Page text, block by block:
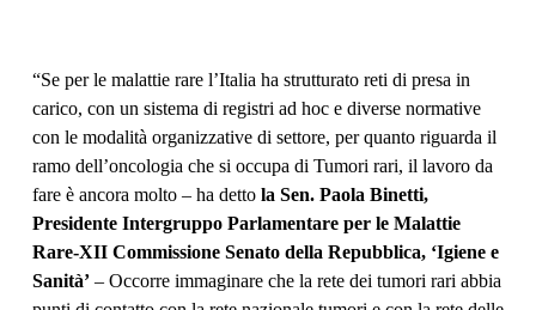
“Se per le malattie rare l’Italia ha strutturato reti di presa in
carico, con un sistema di registri ad hoc e diverse normative
con le modalità organizzative di settore, per quanto riguarda il
ramo dell’oncologia che si occupa di Tumori rari, il lavoro da
fare è ancora molto – ha detto la Sen. Paola Binetti,
Presidente Intergruppo Parlamentare per le Malattie
Rare-XII Commissione Senato della Repubblica, ‘Igiene e
Sanità’– Occorre immaginare che la rete dei tumori rari abbia